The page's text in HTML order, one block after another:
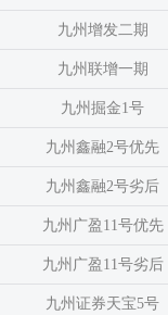
九州增发二期
九州联增一期
九州掘金1号
九州鑫融2号优先
九州鑫融2号劣后
九州广盈11号优先
九州广盈11号劣后
九州证券天宝5号